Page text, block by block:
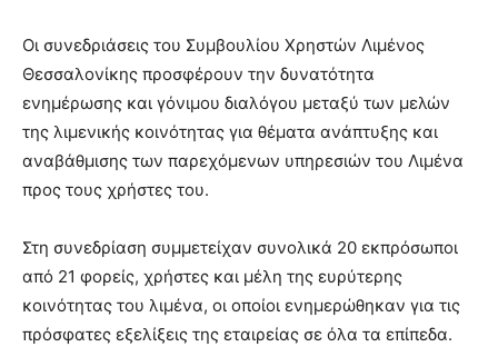
Οι συνεδριάσεις του Συμβουλίου Χρηστών Λιμένος
Θεσσαλονίκης προσφέρουν την δυνατότητα
ενημέρωσης και γόνιμου διαλόγου μεταξύ των μελών
της λιμενικής κοινότητας για θέματα ανάπτυξης και
αναβάθμισης των παρεχόμενων υπηρεσιών του Λιμένα
προς τους χρήστες του.
Στη συνεδρίαση συμμετείχαν συνολικά 20 εκπρόσωποι
από 21 φορείς, χρήστες και μέλη της ευρύτερης
κοινότητας του λιμένα, οι οποίοι ενημερώθηκαν για τις
πρόσφατες εξελίξεις της εταιρείας σε όλα τα επίπεδα.